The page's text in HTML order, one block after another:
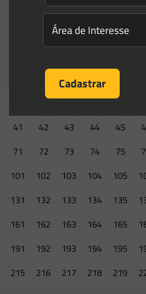
12 13 14 15
41 42 43 44 45
71 72 73 74 75
101 102 103 104 105
131 132 133 134 135
161 162 163 164 165
191 192 193 194 195
215 216 217 218 219